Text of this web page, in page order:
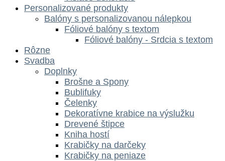
Personalizované produkty
Balóny s personalizovanou nálepkou
Fóliové balóny s textom
Fóliové balóny - Srdcia s textom
Rôzne
Svadba
Doplnky
Brošne a Spony
Bublifuky
Čelenky
Dekoratívne krabice na výslužku
Drevené štipce
Kniha hostí
Krabičky na darčeky
Krabičky na peniaze